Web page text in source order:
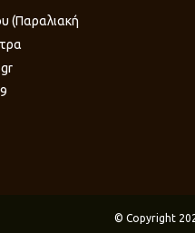
(Παραλιακή
© Copyright